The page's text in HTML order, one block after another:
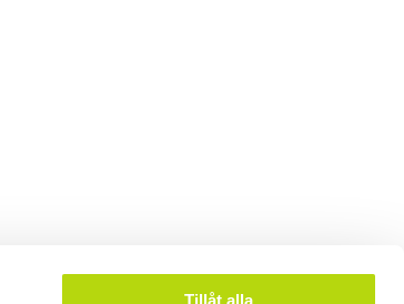
Tillåt alla